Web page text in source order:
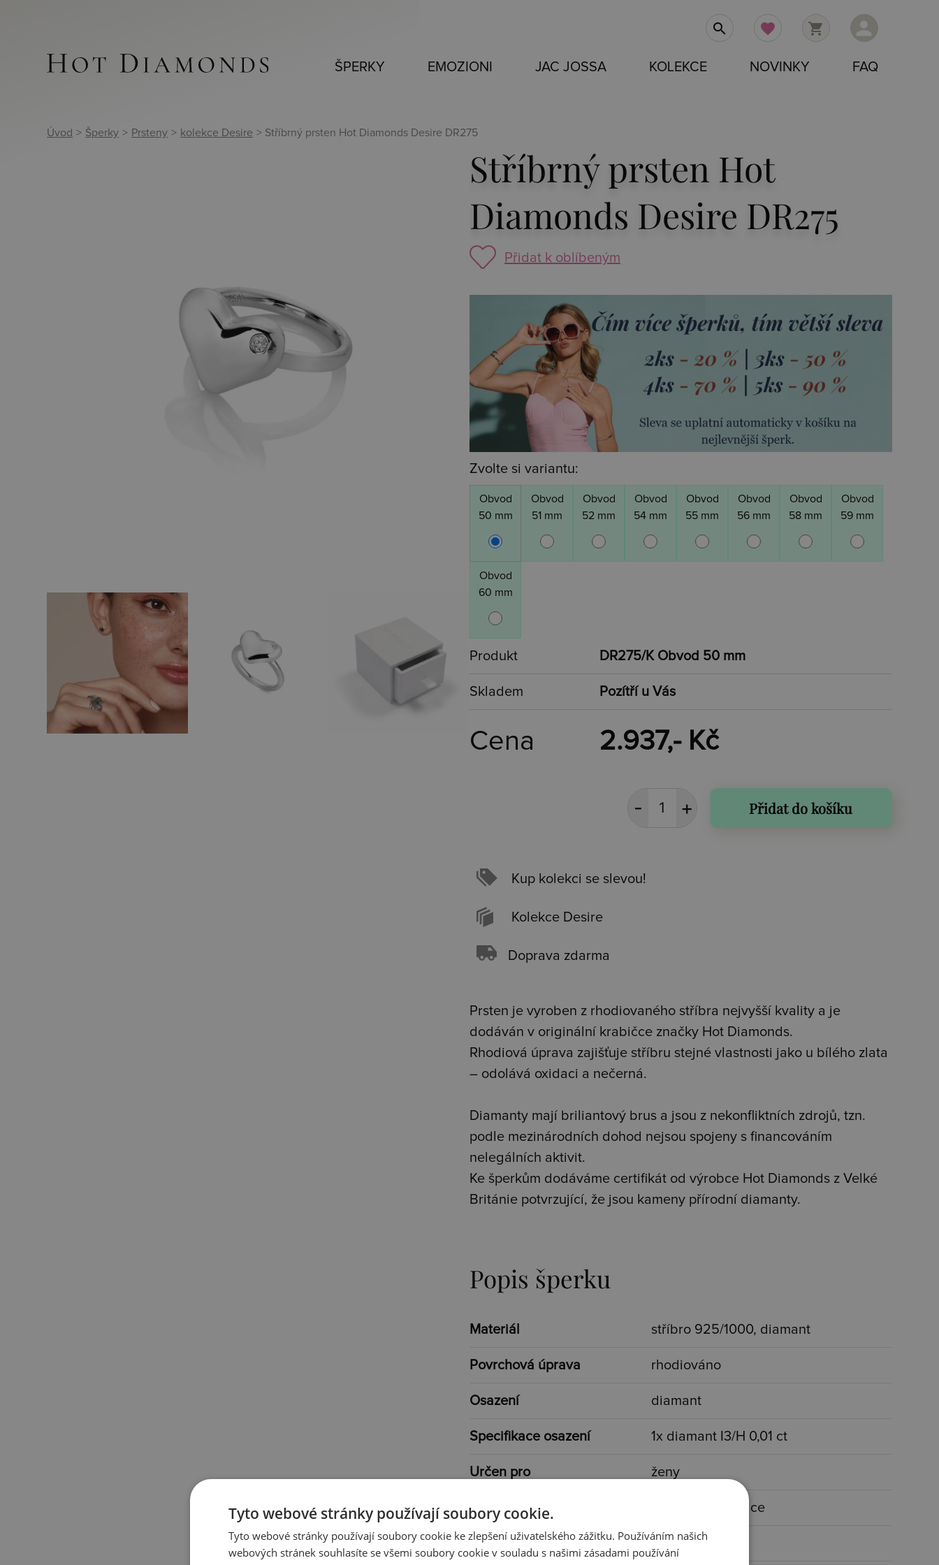
person
shopping_cart
favorite
search
ŠPERKY EMOZIONI JAC JOSSA KOLEKCE NOVINKY FAQ
Úvod > Šperky > Prsteny > kolekce Desire > Stříbrný prsten Hot Diamonds Desire DR275
Stříbrný prsten Hot
Diamonds Desire DR275
Přidat k oblíbeným
Zvolte si variantu:
Obvod
50 mm
Obvod
51 mm
Obvod
52 mm
Obvod
54 mm
Obvod
55 mm
Obvod
56 mm
Obvod
58 mm
Obvod
59 mm
Obvod
60 mm
Produkt DR275/K Obvod 50 mm
Skladem Pozítří u Vás
Cena 2.937,- Kč
Přidat do košíku
Kup kolekci se slevou!
Kolekce Desire
Doprava zdarma
Prsten je vyroben z rhodiovaného stříbra nejvyšší kvality a je
dodáván v originální krabičce značky Hot Diamonds.
Rhodiová úprava zajišťuje stříbru stejné vlastnosti jako u bílého zlata
– odolává oxidaci a nečerná.
Diamanty mají briliantový brus a jsou z nekonfliktních zdrojů, tzn.
podle mezinárodních dohod nejsou spojeny s financováním
nelegálních aktivit.
Ke šperkům dodáváme certifikát od výrobce Hot Diamonds z Velké
Británie potvrzující, že jsou kameny přírodní diamanty.
Popis šperku
Materiál stříbro 925/1000, diamant
Povrchová úprava rhodiováno
Osazení diamant
Specifikace osazení 1x diamant I3/H 0,01 ct
Určen pro ženy
Typ s kamínkem, srdce
Barva stříbrná, čirá
Tyto webové stránky používají soubory cookie.
Tyto webové stránky používají soubory cookie ke zlepšení uživatelského zážitku. Používáním našich
webových stránek souhlasíte se všemi soubory cookie v souladu s našimi zásadami používání